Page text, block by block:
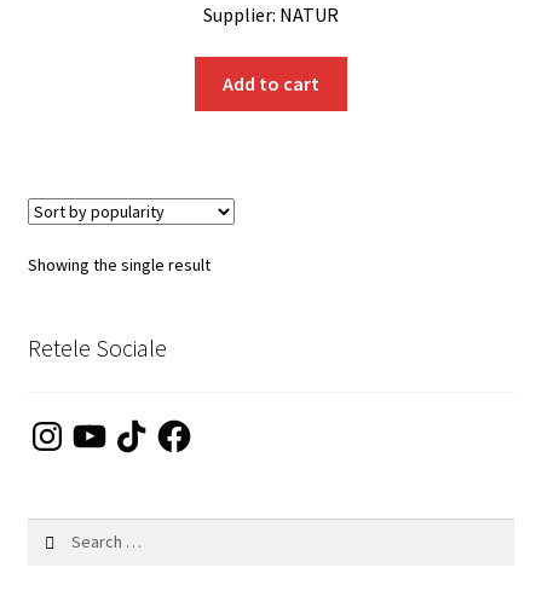
Supplier: NATUR
Add to cart
Showing the single result
Retele Sociale
InstagramYouTubeTikTokFacebook